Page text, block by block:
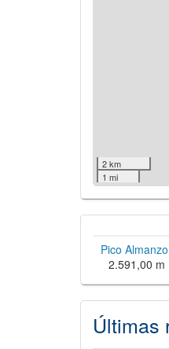
2 km
1 mi
Pico
2.591,00 m
Últimas